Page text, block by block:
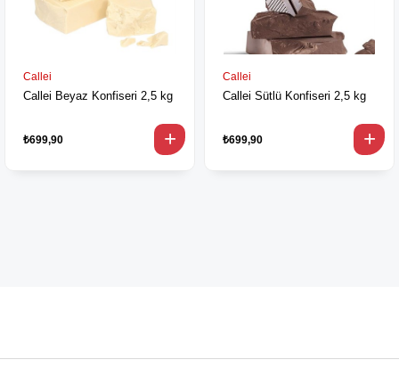
Callei
Callei Beyaz Konfiseri 2,5 kg
₺699,90
Callei
Callei Sütlü Konfiseri 2,5 kg
₺699,90